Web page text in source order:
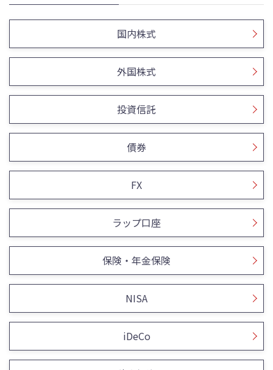
国内株式
外国株式
投資信託
債券
FX
ラップ口座
保険・年金保険
NISA
iDeCo